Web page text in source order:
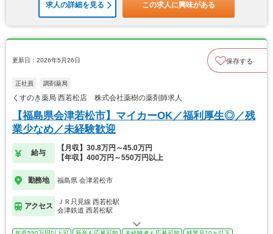
求人の詳細を見る この求人に興味がある
更新日：2026年5月26日 保存する
正社員 調剤薬局
くすのき薬局 西若松店 株式会社薬樹の薬剤師求人
【福島県会津若松市】マイカーOK／福利厚生◎／残
業少なめ／未経験歓迎
給与
【月収】30.8万円～45.0万円
【年収】400万円～550万円以上
勤務地 福島県 会津若松市
アクセス
ＪＲ只見線 西若松駅
会津鉄道 西若松駅